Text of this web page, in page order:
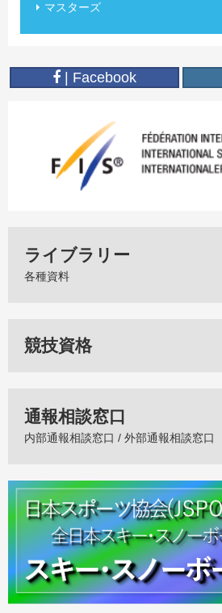
マスターズ
| Facebook
ライブラリー
各種資料
競技資格
通報相談窓口
内部通報相談窓口 / 外部通報相談窓口